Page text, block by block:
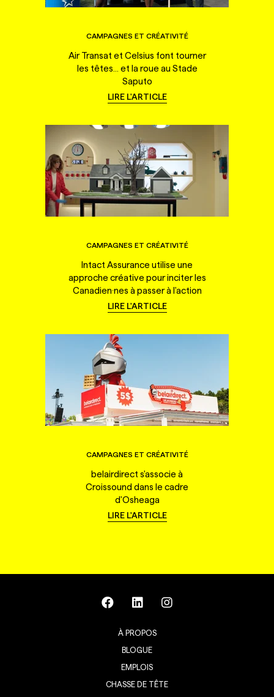
CAMPAGNES ET CRÉATIVITÉ
Air Transat et Celsius font tourner
les têtes... et la roue au Stade
Saputo
LIRE L'ARTICLE
CAMPAGNES ET CRÉATIVITÉ
Intact Assurance utilise une
approche créative pour inciter les
Canadien·nes à passer à l'action
LIRE L'ARTICLE
CAMPAGNES ET CRÉATIVITÉ
belairdirect s'associe à
Croissound dans le cadre
d'Osheaga
LIRE L'ARTICLE
À PROPOS
BLOGUE
EMPLOIS
CHASSE DE TÊTE